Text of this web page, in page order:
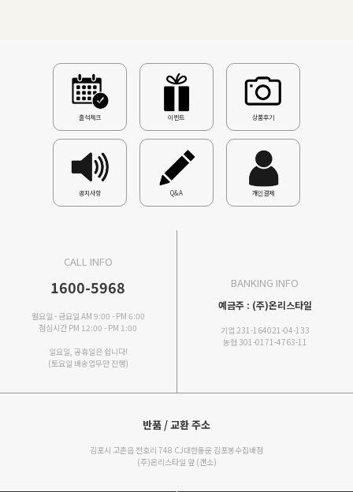
출석체크 이벤트 상품후기
공지사항 Q&A 개인결제
CALL INFO
1600-5968
월요일 - 금요일 AM 9:00 - PM 6:00
점심시간 PM 12:00 - PM 1:00
일요일, 공휴일은 쉽니다!
(토요일 배송업무만 진행)
BANKING INFO
예금주 : (주)온리스타일
기업 231-164021-04-133
농협 301-0171-4763-11
반품 / 교환 주소
김포시 고촌읍 전호리 748 CJ대한통운 김포봉수집배점
(주)온리스타일 앞 (갠소)